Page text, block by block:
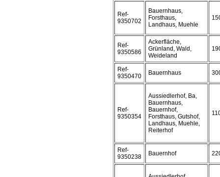
Ref-
9350702
Bauernhaus,
Forsthaus,
Landhaus, Muehle
Ref-
9350586
Ackerfläche,
Grünland, Wald,
Weideland
Ref-
9350470
Bauernhaus
Ref-
9350354
Aussiedlerhof, Ba,
Bauernhaus,
Bauernhof,
Forsthaus, Gutshof,
Landhaus, Muehle,
Reiterhof
Ref-
9350238
Bauernhof